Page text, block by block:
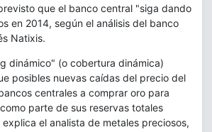
que el banco central "siga dando
en 2014, según el análisis del banco
Natixis.
dinámico" (o cobertura dinámica)
posibles nuevas caídas del precio del
centrales a comprar oro para
parte de sus reservas totales
el analista de metales preciosos,